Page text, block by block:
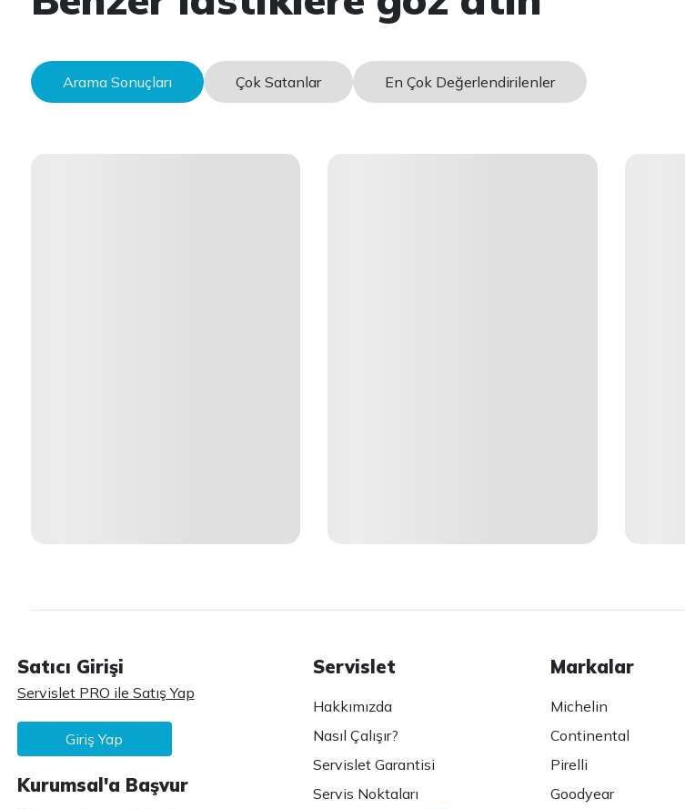
Arama Sonuçları Çok Satanlar En Çok Değerlendirilenler
Satıcı Girişi
Servislet PRO ile Satış Yap
Giriş Yap
Kurumsal'a Başvur
Servislet
Hakkımızda
Nasıl Çalışır?
Servislet Garantisi
Servis Noktaları
Markalar
Michelin
Continental
Pirelli
Goodyear